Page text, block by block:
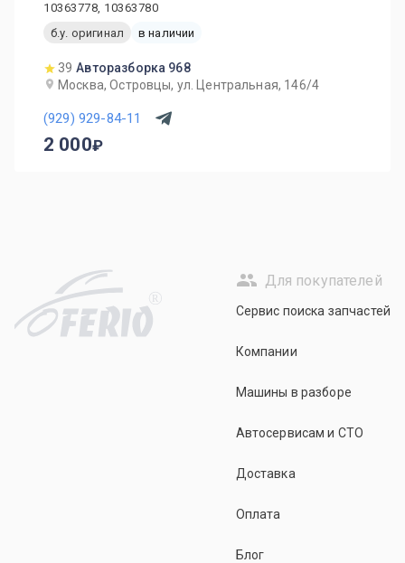
10363778, 10363780
б.у. оригинал
в наличии
39 Авторазборка 968
Москва, Островцы, ул. Центральная, 146/4
(929) 929-84-11
2 000
R
Для покупателей
Сервис поиска запчастей
Компании
Машины в разборе
Автосервисам и СТО
Доставка
Оплата
Блог